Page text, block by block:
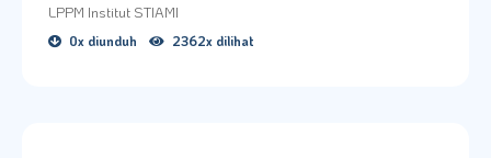
LPPM Institut STIAMI
0x diunduh 2362x dilihat